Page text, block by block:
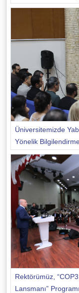
Üniversitemizde
Yönelik
Rektörümüz,
Lansmanı”